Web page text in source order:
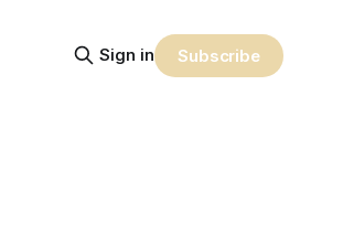
Sign in Subscribe